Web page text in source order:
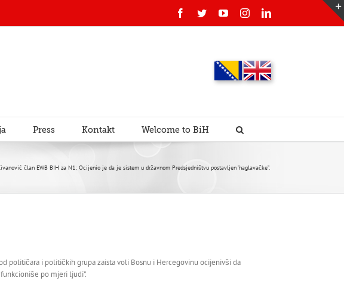
Facebook
TwitterYouTubeInstagramLinkedin
Press Kontakt Welcome to BiH
član EWB BIH za N1; Ocijenio je da je sistem u državnom Predsjedništvu postavljen ”naglavačke”.
političara i političkih grupa zaista voli Bosnu i Hercegovinu ocijenivši da
po mjeri ljudi”.